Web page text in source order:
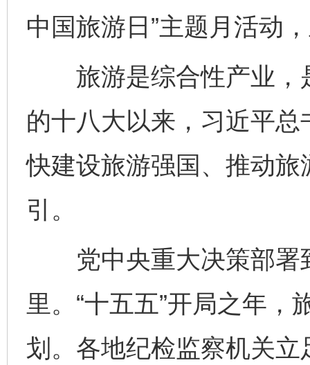
中国旅游日”主题月活动
旅游是综合性产业，
的十八大以来，习近平
快建设旅游强国、推动
引。
党中央重大决策部署
里。“十五五”开局之年
划。各地纪检监察机关